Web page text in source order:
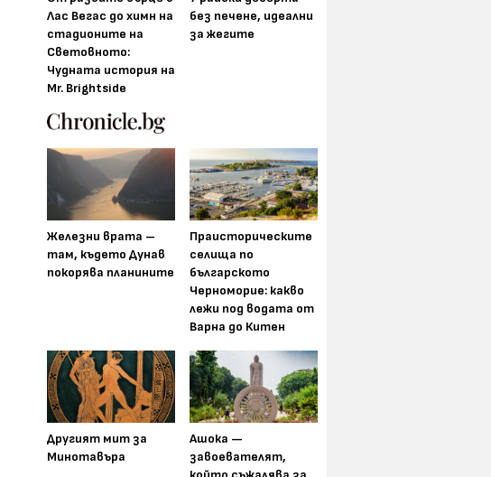
Лас Вегас до химн на
стадионите на
Световното:
Чудната история на
Mr. Brightside
без печене, идеални
за жегите
Железни врата –
там, където Дунав
покорява планините
Праисторическите
селища по
българското
Черноморие: какво
лежи под водата от
Варна до Китен
Другият мит за
Минотавъра
Ашока —
завоевателят,